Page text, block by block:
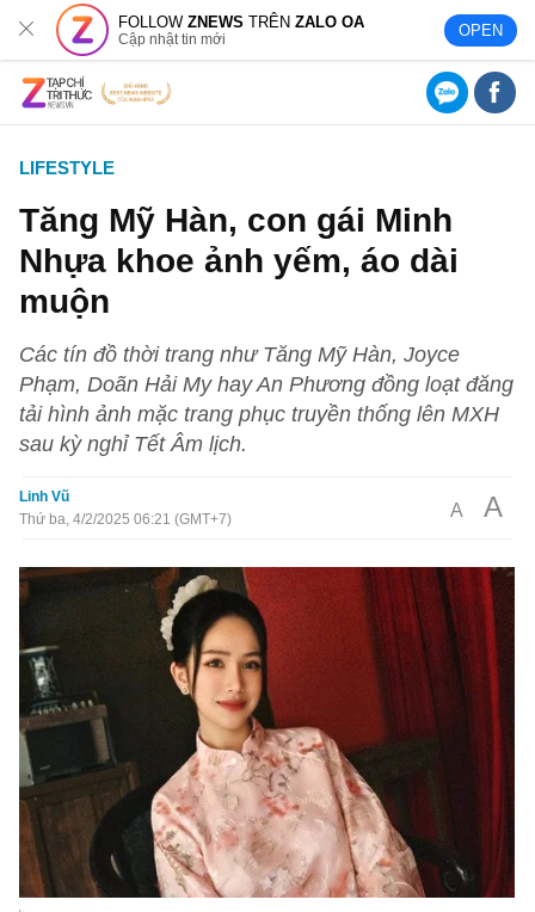
FOLLOWZNEWS TRÊNZALO OA
Cập nhật tin mới OPEN
LIFESTYLE
Tăng Mỹ Hàn, con gái Minh
Nhựa khoe ảnh yếm, áo dài
muộn
Các tín đồ thời trang như Tăng Mỹ Hàn, Joyce
Phạm, Doãn Hải My hay An Phương đồng loạt đăng
tải hình ảnh mặc trang phục truyền thống lên MXH
sau kỳ nghỉ Tết Âm lịch.
Linh Vũ
Thứ ba, 4/2/2025 06:21 (GMT+7)
A A